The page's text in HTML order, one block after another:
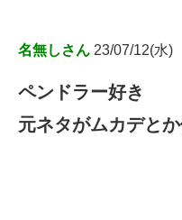
名無しさん 23/07/12(水)
ペンドラー好き
元ネタがムカデと